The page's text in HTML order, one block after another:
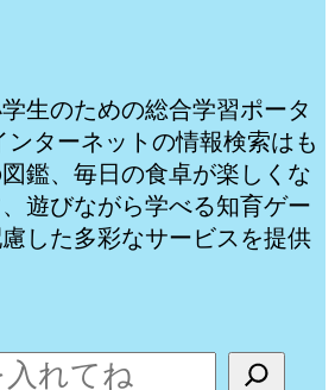
生のための総合学習ポータ
ンターネットの情報検索はも
鑑、毎日の食卓が楽しくな
遊びながら学べる知育ゲー
した多彩なサービスを提供